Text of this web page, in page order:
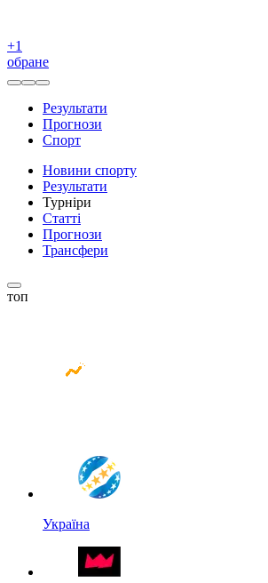
+1
обране
Результати
Прогнози
Спорт
Новини спорту
Результати
Турніри
Статті
Прогнози
Трансфери
топ
Україна